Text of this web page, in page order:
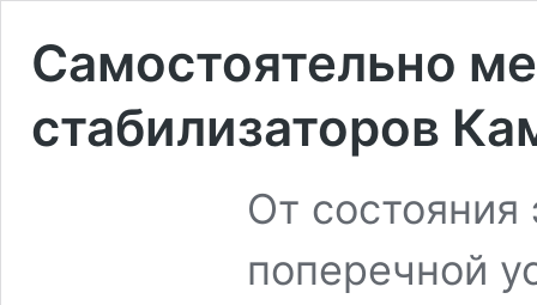
Самостоятельно
стабилизаторов
От состояния
поперечной